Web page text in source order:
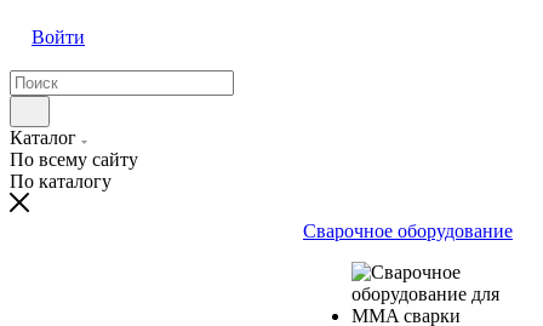
Войти
Каталог
По всему сайту
По каталогу
Сварочное оборудование